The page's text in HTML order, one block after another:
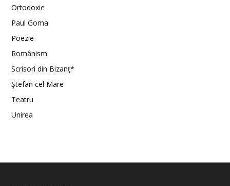
Ortodoxie
Paul Goma
Poezie
Românism
Scrisori din Bizanţ*
Ştefan cel Mare
Teatru
Unirea